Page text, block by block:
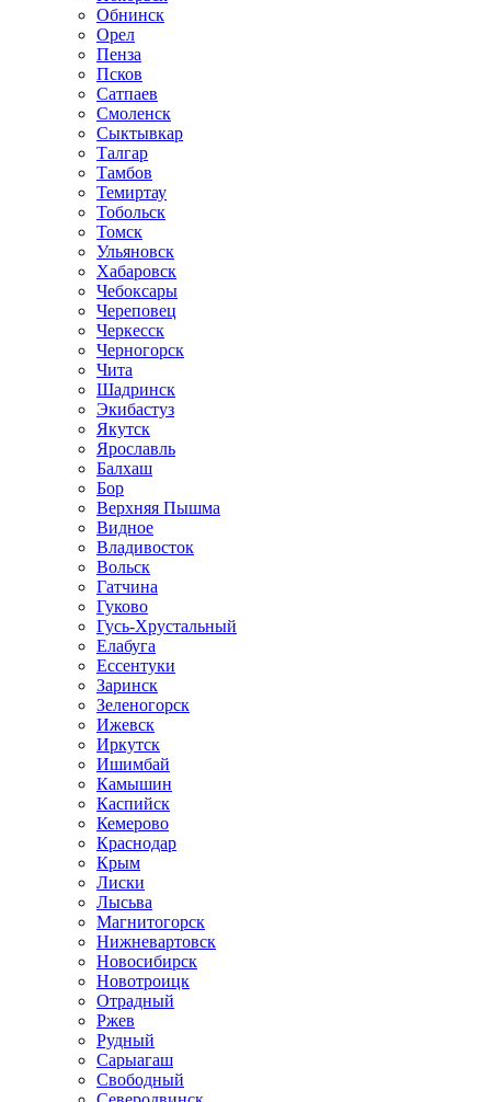
Обнинск
Орел
Пенза
Псков
Сатпаев
Смоленск
Сыктывкар
Талгар
Тамбов
Темиртау
Тобольск
Томск
Ульяновск
Хабаровск
Чебоксары
Череповец
Черкесск
Черногорск
Чита
Шадринск
Экибастуз
Якутск
Ярославль
Балхаш
Бор
Верхняя Пышма
Видное
Владивосток
Вольск
Гатчина
Гуково
Гусь-Хрустальный
Елабуга
Ессентуки
Заринск
Зеленогорск
Ижевск
Иркутск
Ишимбай
Камышин
Каспийск
Кемерово
Краснодар
Крым
Лиски
Лысьва
Магнитогорск
Нижневартовск
Новосибирск
Новотроицк
Отрадный
Ржев
Рудный
Сарыагаш
Свободный